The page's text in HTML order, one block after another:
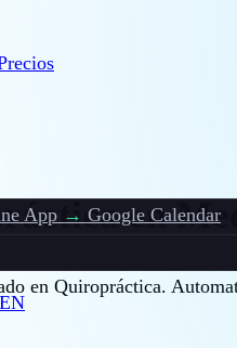
App → Google Calendar
en
en Quiropráctica.